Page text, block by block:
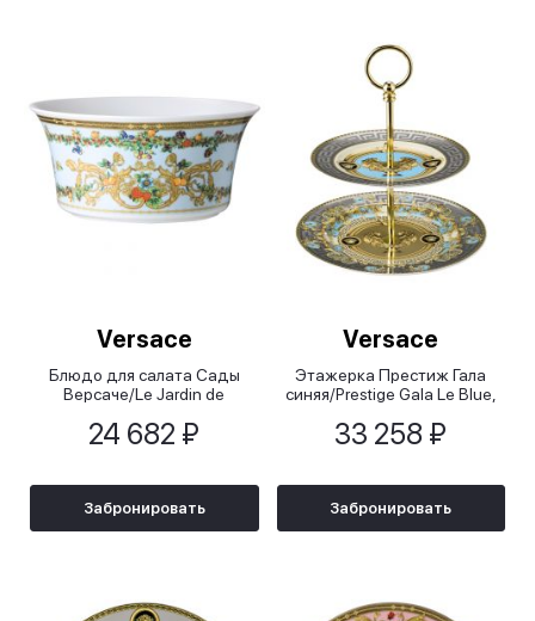
Versace
Блюдо для салата Сады
Версаче/Le Jardin de
24 682 ₽
Забронировать
Versace
Этажерка Престиж Гала
синяя/Prestige Gala Le Blue,
33 258 ₽
Забронировать